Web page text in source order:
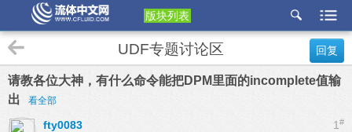
版块列表
etu
p
回复
UDF专题讨论区
请教各位大神，有什么命令能把DPM里面的incomplete值输
出
看全部
1 #
fty0083